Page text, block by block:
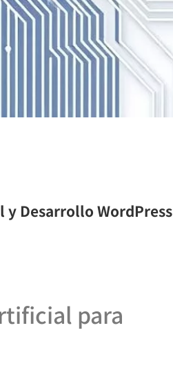
Desarrollo WordPress
para